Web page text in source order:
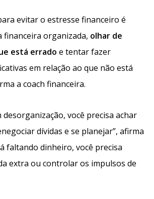
evitar o estresse financeiro é
financeira organizada, olhar de
está errado e tentar fazer
em relação ao que não está
a coach financeira.
desorganização, você precisa achar
dívidas e se planejar”, afirma
faltando dinheiro, você precisa
extra ou controlar os impulsos de